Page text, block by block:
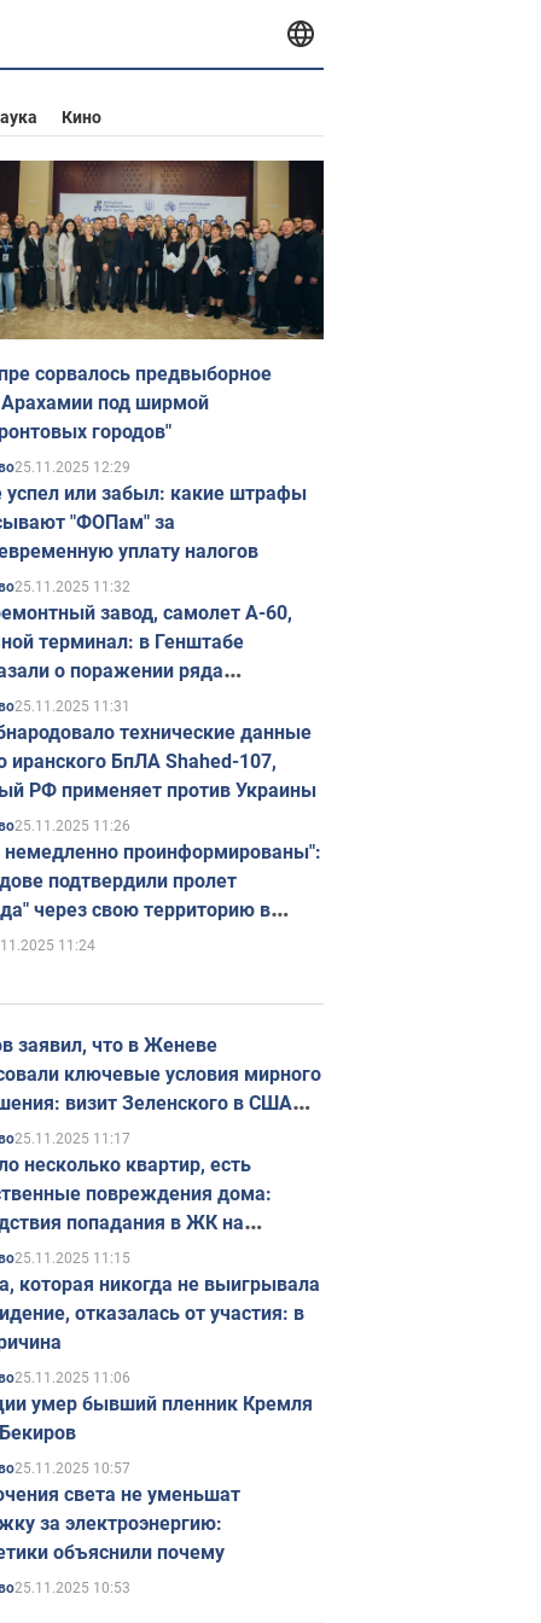
Кино
сорвалось предвыборное
Арахамии под ширмой
городов"
25.11.2025 12:29
успел или забыл: какие штрафы
"ФОПам" за
уплату налогов
25.11.2025 11:32
завод, самолет А-60,
терминал: в Генштабе
о поражении ряда
объектов России
25.11.2025 11:31
технические данные
иранского БпЛА Shahed-107,
РФ применяет против Украины
25.11.2025 11:26
проинформированы":
подтвердили пролет
через свою территорию в
11:24
заявил, что в Женеве
ключевые условия мирного
визит Зеленского в США
в ноябре
25.11.2025 11:17
несколько квартир, есть
повреждения дома:
попадания в ЖК на
в Киеве. Фото
25.11.2025 11:15
которая никогда не выигрывала
отказалась от участия: в
25.11.2025 11:06
умер бывший пленник Кремля
25.11.2025 10:57
света не уменьшат
за электроэнергию:
объяснили почему
25.11.2025 10:53